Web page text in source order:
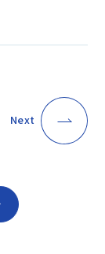
Next